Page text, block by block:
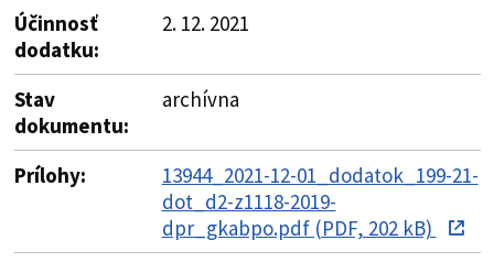
Účinnosť
dodatku:
2. 12. 2021
Stav
dokumentu:
archívna
Prílohy:
13944_2021-12-01_dodatok_199-21-
dot_d2-z1118-2019-
dpr_gkabpo.pdf (PDF, 202 kB)